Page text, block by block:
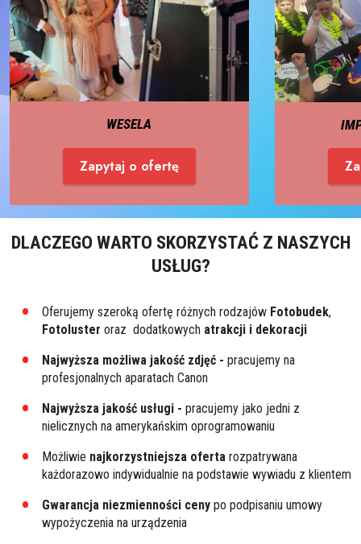
WESELA
Zapytaj o ofertę
DLACZEGO WARTO SKORZYSTAĆ Z NASZYCH
USŁUG?
Oferujemy szeroką ofertę różnych rodzajów Fotobudek,
Fotoluster oraz dodatkowych atrakcji i dekoracji
Najwyższa możliwa jakość zdjęć - pracujemy na
profesjonalnych aparatach Canon
Najwyższa jakość usługi - pracujemy jako jedni z
nielicznych na amerykańskim oprogramowaniu
Możliwie najkorzystniejsza oferta rozpatrywana
każdorazowo indywidualnie na podstawie wywiadu z klientem
Gwarancja niezmienności ceny po podpisaniu umowy
wypożyczenia na urządzenia